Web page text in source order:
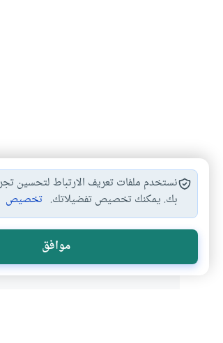
نستخدم ملفات تعريف الارتباط لتحسين
بك. يمكنك تخصيص تفضيلاتك. تخصيص
موافق